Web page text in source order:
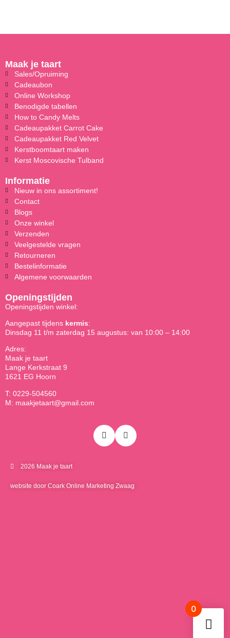
Maak je taart
Sales/Opruiming
Cadeaubon
Online Workshop
Benodigde tabellen
How to Candy Melts
Cadeaupakket Carrot Cake
Cadeaupakket Red Velvet
Kerstboomtaart maken
Kerst Moscovische Tulband
Informatie
Nieuw in ons assortiment!
Contact
Blogs
Onze winkel
Verzenden
Veelgestelde vragen
Retourneren
Bestelinformatie
Algemene voorwaarden
Openingstijden
Openingstijden winkel:
Aangepast tijdens kermis:
Dinsdag 11 t/m zaterdag 15 augustus: van 10:00 – 14:00
Adres:
Maak je taart
Lange Kerkstraat 9
1621 EG Hoorn
T: 0229-504560
M: maakjetaart@gmail.com
2026 Maak je taart
website door Coark Online Marketing Zwaag
0